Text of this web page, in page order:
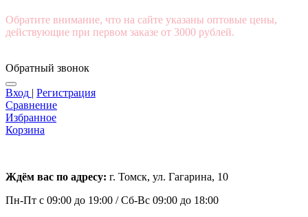
Обратите внимание, что на сайте указаны оптовые цены,
действующие при первом заказе от 3000 рублей.
Обратный звонок
Вход | Регистрация
Сравнение
Избранное
Корзина
Ждём вас по адресу: г. Томск, ул. Гагарина, 10
Пн-Пт с 09:00 до 19:00 /Сб-Вс 09:00 до 18:00